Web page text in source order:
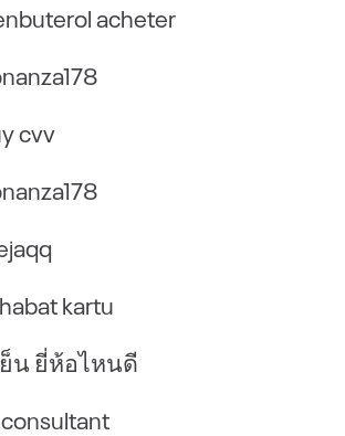
acheter
cvv
kartu
น ยี่ห้อไหนดี